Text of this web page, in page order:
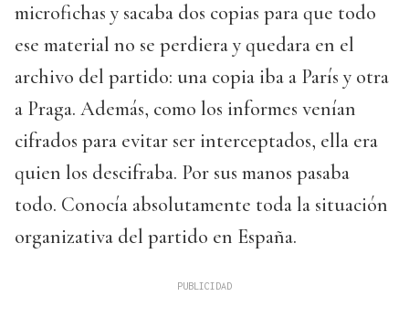
microfichas y sacaba dos copias para que todo
ese material no se perdiera y quedara en el
archivo del partido: una copia iba a París y otra
a Praga. Además, como los informes venían
cifrados para evitar ser interceptados, ella era
quien los descifraba. Por sus manos pasaba
todo. Conocía absolutamente toda la situación
organizativa del partido en España.